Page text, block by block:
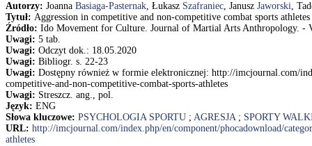
Autorzy: Joanna Basiaga-Pasternak, Łukasz Szafraniec, Janusz Jaworski,
Tytuł: Aggression in competitive and non-competitive combat sports
Źródło: Ido Movement for Culture. Journal of Martial Arts Anthropology. -
Uwagi: 5 tab.
Uwagi: Odczyt dok.: 18.05.2020
Uwagi: Bibliogr. s. 22-23
Uwagi: Dostępny również w formie elektronicznej: http://imcjournal.com/
competitive-and-non-competitive-combat-sports-athletes
Uwagi: Streszcz. ang., pol.
Język: ENG
Słowa kluczowe: PSYCHOLOGIA SPORTU ; AGRESJA; SPORTY
URL: http://imcjournal.com/index.php/en/component/phocadownload/
athletes